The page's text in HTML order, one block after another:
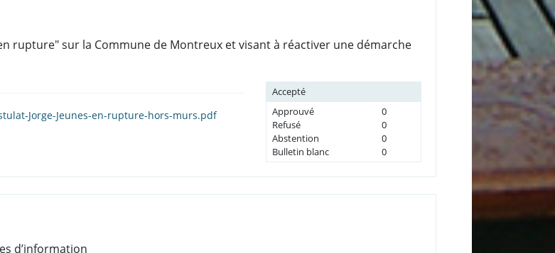
rupture" sur la Commune de Montreux et visant à réactiver une démarche
Jorge-Jeunes-en-rupture-hors-murs.pdf
Accepté
Approuvé
0
Refusé
0
Abstention
0
Bulletin blanc
0
d’information